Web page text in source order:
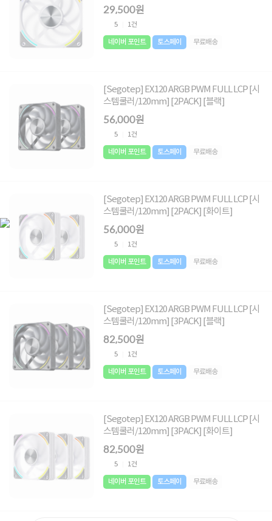
29,500원
5 1건
네이버 포인트 토스페이 무료배송
[Segotep] EX120 ARGB PWM FULL LCP [시
스템쿨러/120mm] [2PACK] [블랙]
56,000원
5 1건
네이버 포인트 토스페이 무료배송
[Segotep] EX120 ARGB PWM FULL LCP [시
스템쿨러/120mm] [2PACK] [화이트]
56,000원
5 1건
네이버 포인트 토스페이 무료배송
[Segotep] EX120 ARGB PWM FULL LCP [시
스템쿨러/120mm] [3PACK] [블랙]
82,500원
5 1건
네이버 포인트 토스페이 무료배송
[Segotep] EX120 ARGB PWM FULL LCP [시
스템쿨러/120mm] [3PACK] [화이트]
82,500원
5 1건
네이버 포인트 토스페이 무료배송